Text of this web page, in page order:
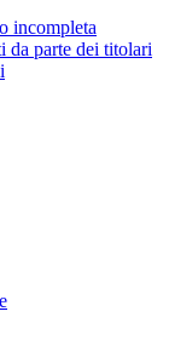
incompleta
da parte dei titolari